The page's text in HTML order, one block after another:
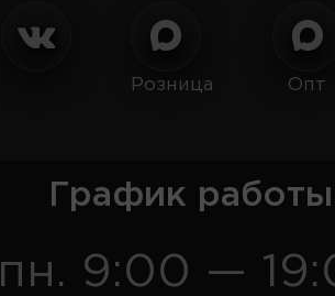
Розница Опт
График
пн. 9:00 —